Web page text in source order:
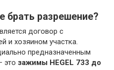
брать разрешение?
договор с
и хозяином участка.
предназначенным
это зажимы HEGEL 733 до